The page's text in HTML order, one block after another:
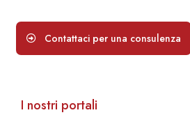
Contattaci per una consulenza
I nostri portali